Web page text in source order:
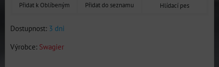
Přidat k Oblíbeným Přidat do seznamu Hlídací pes
Dostupnost: 3 dni
Výrobce: Swagier